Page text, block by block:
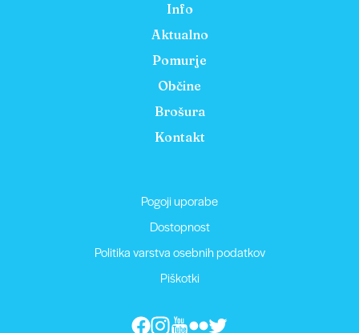
Info
Aktualno
Pomurje
Občine
Brošura
Kontakt
Pogoji uporabe
Dostopnost
Politika varstva osebnih podatkov
Piškotki